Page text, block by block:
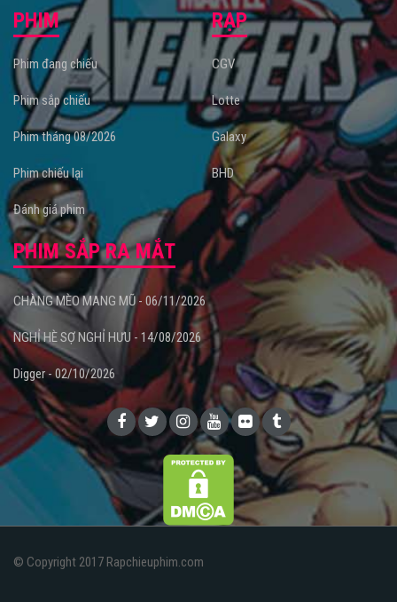
PHIM
Phim đang chiếu
Phim sắp chiếu
Phim tháng 08/2026
Phim chiếu lại
Đánh giá phim
RẠP
CGV
Lotte
Galaxy
BHD
PHIM SẮP RA MẮT
CHÀNG MÈO MANG MŨ - 06/11/2026
NGHỈ HÈ SỢ NGHỈ HƯU - 14/08/2026
Digger - 02/10/2026
© Copyright 2017 Rapchieuphim.com